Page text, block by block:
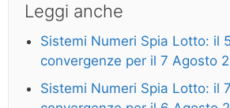
Leggi anche
Sistemi Numeri Spia Lotto: il
convergenze per il 7 Agosto
Sistemi Numeri Spia Lotto: il